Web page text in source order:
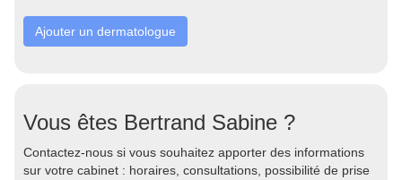
Ajouter un dermatologue
Vous êtes Bertrand Sabine ?
Contactez-nous si vous souhaitez apporter des informations
sur votre cabinet : horaires, consultations, possibilité de prise